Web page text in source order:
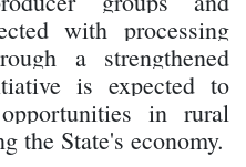
with processing
a strengthened
is expected to
in rural
the State's economy.